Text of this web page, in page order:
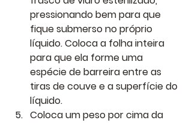
pressionando bem para que
fique submerso no próprio
líquido. Coloca a folha inteira
para que ela forme uma
espécie de barreira entre as
tiras de couve e a superfície do
líquido.
Coloca um peso por cima da